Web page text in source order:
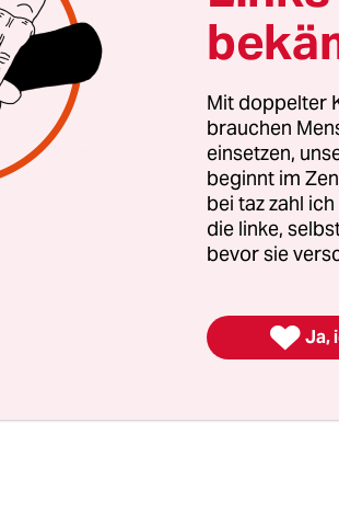
Genoms.
muss die Rentnerin nun
die Rente bezahlen lässt.
nun auch am siebten Tag
Sonntagszeitungin ihrem
Herr, dass der Computer
hat.
Mit doppelter
brauchen
einsetzen,
beginnt im
bei taz zahl
die linke,
bevor sie
 Ja,